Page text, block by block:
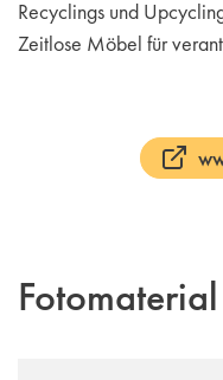
Recyclings und
Zeitlose Möbel für